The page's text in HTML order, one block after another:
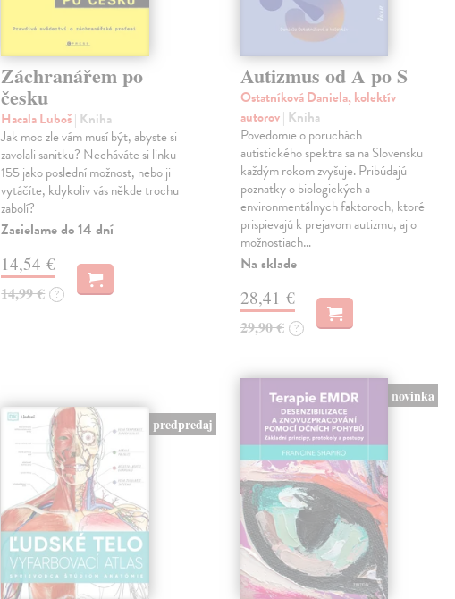
Záchranářem po
česku
Hacala Luboš| Kniha
Jak moc zle vám musí být, abyste si
zavolali sanitku? Necháváte si linku
155 jako poslední možnost, nebo ji
vytáčíte, kdykoliv vás někde trochu
zabolí?
Zasielame do 14 dní
14,54 €
14,99 € ?
Autizmus od A po S
Ostatníková Daniela, kolektív
autorov| Kniha
Povedomie o poruchách
autistického spektra sa na Slovensku
každým rokom zvyšuje. Pribúdajú
poznatky o biologických a
environmentálnych faktoroch, ktoré
prispievajú k prejavom autizmu, aj o
možnostiach…
Na sklade
28,41 €
29,90 € ?
predpredaj
novinka